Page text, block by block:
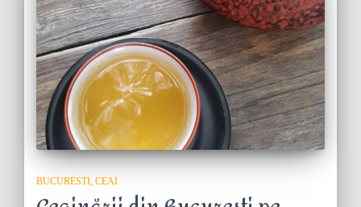
BUCURESTI CEAI